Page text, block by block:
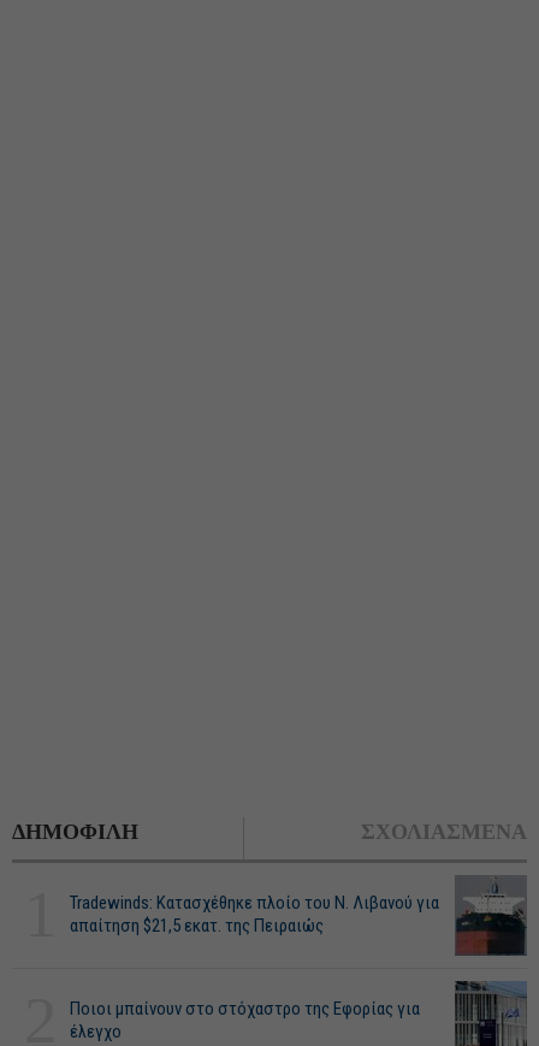
ΔΗΜΟΦΙΛΗ ΣΧΟΛΙΑΣΜΕΝΑ
Tradewinds: Κατασχέθηκε πλοίο του Ν. Λιβανού για
απαίτηση $21,5 εκατ. της Πειραιώς
Ποιοι μπαίνουν στο στόχαστρο της Εφορίας για
έλεγχο